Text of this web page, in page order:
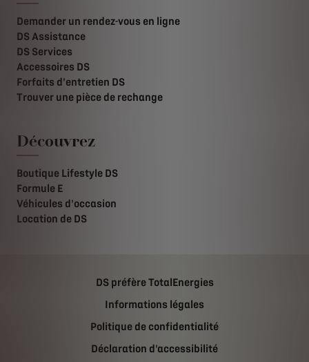
Demander un rendez-vous en ligne
DS Assistance
DS Services
Accessoires DS
Forfaits d'entretien DS
Trouver une pièce de rechange
Découvrez
Boutique Lifestyle DS
Formule E
Véhicules d'occasion
Location de DS
DS préfère TotalEnergies
Informations légales
Politique de confidentialité
Déclaration d'accessibilité